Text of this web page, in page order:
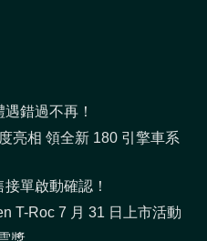
錯過不再！
亮相 領全新 180 引擎車系
單啟動確認！
T-Roc 7 月 31 日上市活動